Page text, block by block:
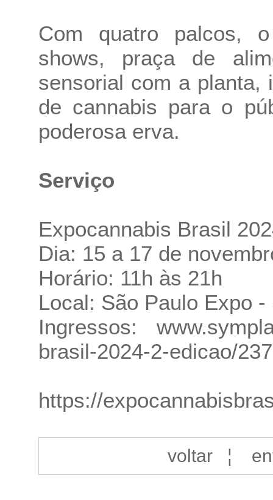
Com quatro palcos,
shows, praça de
sensorial com a planta,
de cannabis para o
poderosa erva.
Serviço
Expocannabis Brasil
Dia: 15 a 17 de
Horário: 11h às 21h
Local: São Paulo Expo
Ingressos:
brasil-2024-2-edicao/
https://
voltar¦